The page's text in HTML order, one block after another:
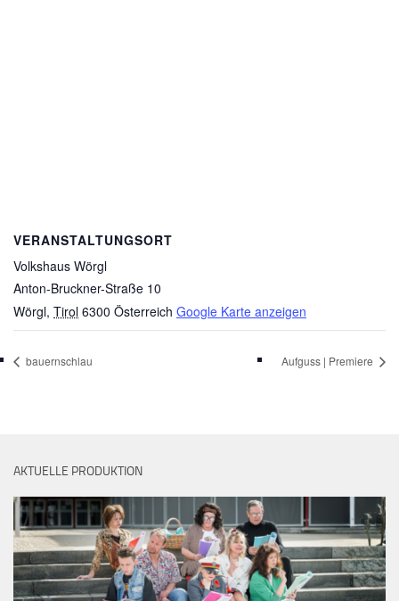
VERANSTALTUNGSORT
Volkshaus Wörgl
Anton-Bruckner-Straße 10
Wörgl, Tirol 6300 Österreich Google Karte anzeigen
bauernschlau Aufguss | Premiere
AKTUELLE PRODUKTION